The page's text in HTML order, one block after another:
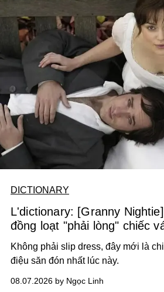
DICTIONARY
L'dictionary: [Granny
đồng loạt "phải lòng" chiếc
Không phải slip dress, đây mới là
điệu săn đón nhất lúc này.
08.07.2026 by Ngọc Linh